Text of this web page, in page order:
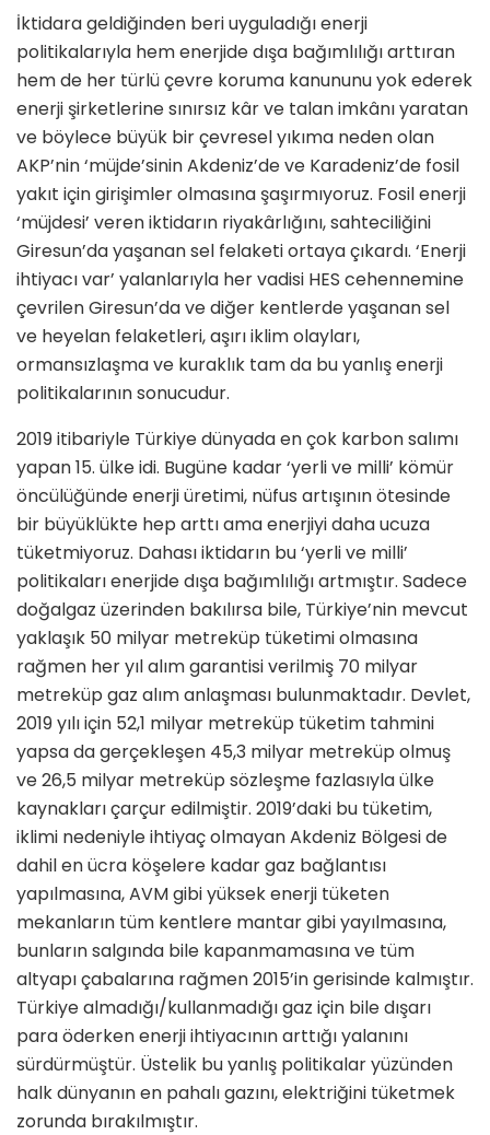
İktidara geldiğinden beri uyguladığı enerji
politikalarıyla hem enerjide dışa bağımlılığı arttıran
hem de her türlü çevre koruma kanununu yok ederek
enerji şirketlerine sınırsız kâr ve talan imkânı yaratan
ve böylece büyük bir çevresel yıkıma neden olan
AKP’nin ‘müjde’sinin Akdeniz’de ve Karadeniz’de fosil
yakıt için girişimler olmasına şaşırmıyoruz. Fosil enerji
‘müjdesi’ veren iktidarın riyakârlığını, sahteciliğini
Giresun’da yaşanan sel felaketi ortaya çıkardı. ‘Enerji
ihtiyacı var’ yalanlarıyla her vadisi HES cehennemine
çevrilen Giresun’da ve diğer kentlerde yaşanan sel
ve heyelan felaketleri, aşırı iklim olayları,
ormansızlaşma ve kuraklık tam da bu yanlış enerji
politikalarının sonucudur.
2019 itibariyle Türkiye dünyada en çok karbon salımı
yapan 15. ülke idi. Bugüne kadar ‘yerli ve milli’ kömür
öncülüğünde enerji üretimi, nüfus artışının ötesinde
bir büyüklükte hep arttı ama enerjiyi daha ucuza
tüketmiyoruz. Dahası iktidarın bu ‘yerli ve milli’
politikaları enerjide dışa bağımlılığı artmıştır. Sadece
doğalgaz üzerinden bakılırsa bile, Türkiye’nin mevcut
yaklaşık 50 milyar metreküp tüketimi olmasına
rağmen her yıl alım garantisi verilmiş 70 milyar
metreküp gaz alım anlaşması bulunmaktadır. Devlet,
2019 yılı için 52,1 milyar metreküp tüketim tahmini
yapsa da gerçekleşen 45,3 milyar metreküp olmuş
ve 26,5 milyar metreküp sözleşme fazlasıyla ülke
kaynakları çarçur edilmiştir. 2019’daki bu tüketim,
iklimi nedeniyle ihtiyaç olmayan Akdeniz Bölgesi de
dahil en ücra köşelere kadar gaz bağlantısı
yapılmasına, AVM gibi yüksek enerji tüketen
mekanların tüm kentlere mantar gibi yayılmasına,
bunların salgında bile kapanmamasına ve tüm
altyapı çabalarına rağmen 2015’in gerisinde kalmıştır.
Türkiye almadığı/kullanmadığı gaz için bile dışarı
para öderken enerji ihtiyacının arttığı yalanını
sürdürmüştür. Üstelik bu yanlış politikalar yüzünden
halk dünyanın en pahalı gazını, elektriğini tüketmek
zorunda bırakılmıştır.